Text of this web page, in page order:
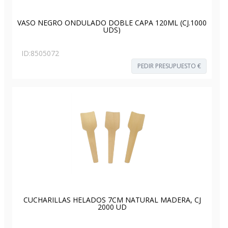
VASO NEGRO ONDULADO DOBLE CAPA 120ML (CJ.1000
UDS)
ID:8505072
PEDIR PRESUPUESTO €
CUCHARILLAS HELADOS 7CM NATURAL MADERA, CJ
2000 UD